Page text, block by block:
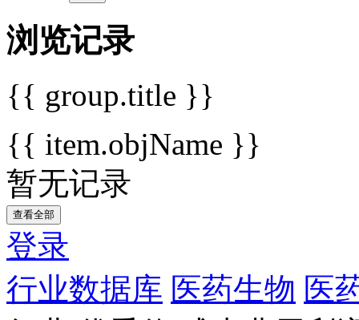
浏览记录
{{ group.title }}
{{ item.objName }}
暂无记录
查看全部
登录
行业数据库 医药生物 医